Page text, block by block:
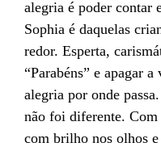
alegria é poder contar
Sophia é daquelas
redor. Esperta,
“Parabéns” e apagar
alegria por onde
não foi diferente.
com brilho nos olhos